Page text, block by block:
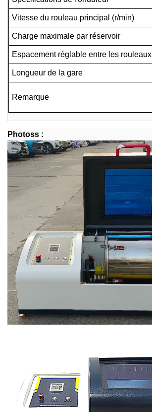
Vitesse du rouleau principal (r/min)
Charge maximale par réservoir
Espacement réglable entre les rouleaux
Longueur de la gare
Remarque
Photoss :